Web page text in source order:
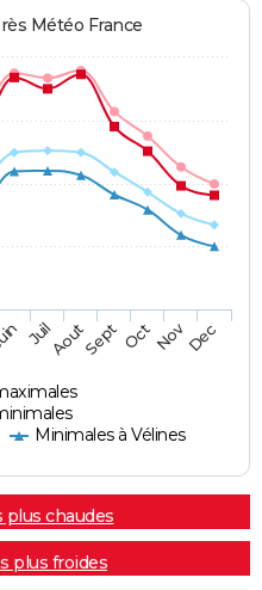
Météo France
Minimales à Vélines
JuilAoutSept OctNovDec
plus chaudes
plus froides